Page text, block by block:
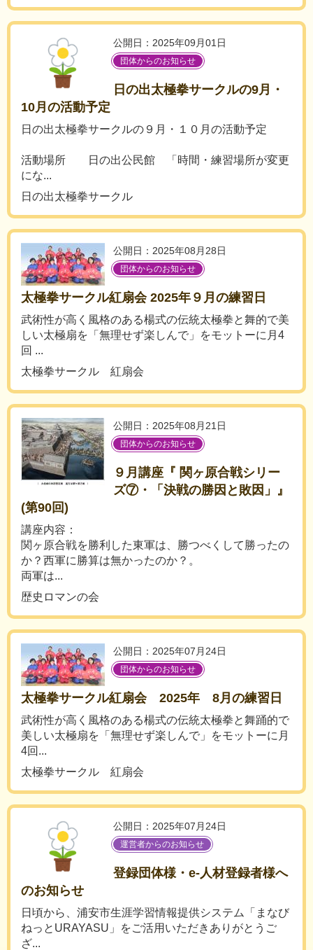
公開日：2025年09月01日
団体からのお知らせ
日の出太極拳サークルの9月・
10月の活動予定
日の出太極拳サークルの９月・１０月の活動予定
活動場所 日の出公民館 「時間・練習場所が変更
にな...
日の出太極拳サークル
公開日：2025年08月28日
団体からのお知らせ
太極拳サークル紅扇会 2025年９月の練習日
武術性が高く風格のある楊式の伝統太極拳と舞的で美
しい太極扇を「無理せず楽しんで」をモットーに月4
回 ...
太極拳サークル 紅扇会
公開日：2025年08月21日
団体からのお知らせ
９月講座『 関ヶ原合戦シリー
ズ⑦・「決戦の勝因と敗因」』
(第90回)
講座内容：
関ヶ原合戦を勝利した東軍は、勝つべくして勝ったの
か？西軍に勝算は無かったのか？。
両軍は...
歴史ロマンの会
公開日：2025年07月24日
団体からのお知らせ
太極拳サークル紅扇会 2025年 8月の練習日
武術性が高く風格のある楊式の伝統太極拳と舞踊的で
美しい太極扇を「無理せず楽しんで」をモットーに月
4回...
太極拳サークル 紅扇会
公開日：2025年07月24日
運営者からのお知らせ
登録団体様・e-人材登録者様へ
のお知らせ
日頃から、浦安市生涯学習情報提供システム「まなび
ねっとURAYASU」をご活用いただきありがとうご
ざ...